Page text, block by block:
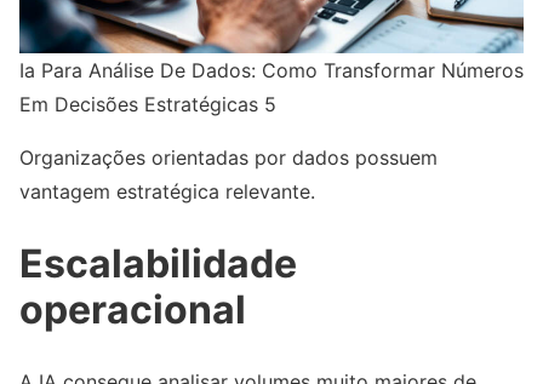
Ia Para Análise De Dados: Como Transformar Números
Em Decisões Estratégicas 5
Organizações orientadas por dados possuem
vantagem estratégica relevante.
Escalabilidade
operacional